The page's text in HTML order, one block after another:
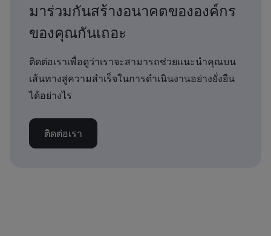
มาร่วมกันสร้างอนาคตขององค์กร
ของคุณกันเถอะ
ติดต่อเราเพื่อดูว่าเราจะสามารถช่วยแนะนำคุณบน
เส้นทางสู่ความสำเร็จในการดำเนินงานอย่างยั่งยืน
ได้อย่างไร
ติดต่อเรา